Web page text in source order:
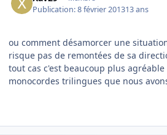
Publication:8 février 201313 ans
ou comment désamorcer une
risque pas de remontées de sa
tout cas c'est beaucoup plus agréable
monocordes trilingues que nous